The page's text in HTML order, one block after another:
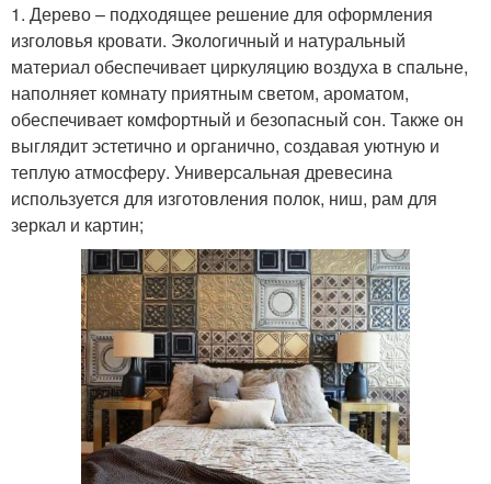
1. Дерево – подходящее решение для оформления
изголовья кровати. Экологичный и натуральный
материал обеспечивает циркуляцию воздуха в спальне,
наполняет комнату приятным светом, ароматом,
обеспечивает комфортный и безопасный сон. Также он
выглядит эстетично и органично, создавая уютную и
теплую атмосферу. Универсальная древесина
используется для изготовления полок, ниш, рам для
зеркал и картин;